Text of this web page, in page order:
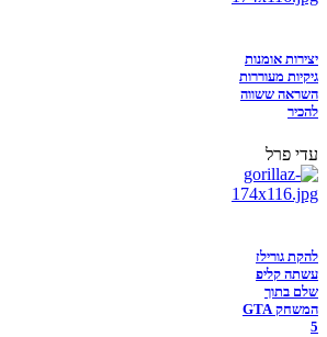
יצירות אומנות
גיקיות מעוררות
השראה ששווה
להכיר
עדי פרל
להקת גורילז
עשתה קליפ
שלם בתוך
המשחק GTA
5